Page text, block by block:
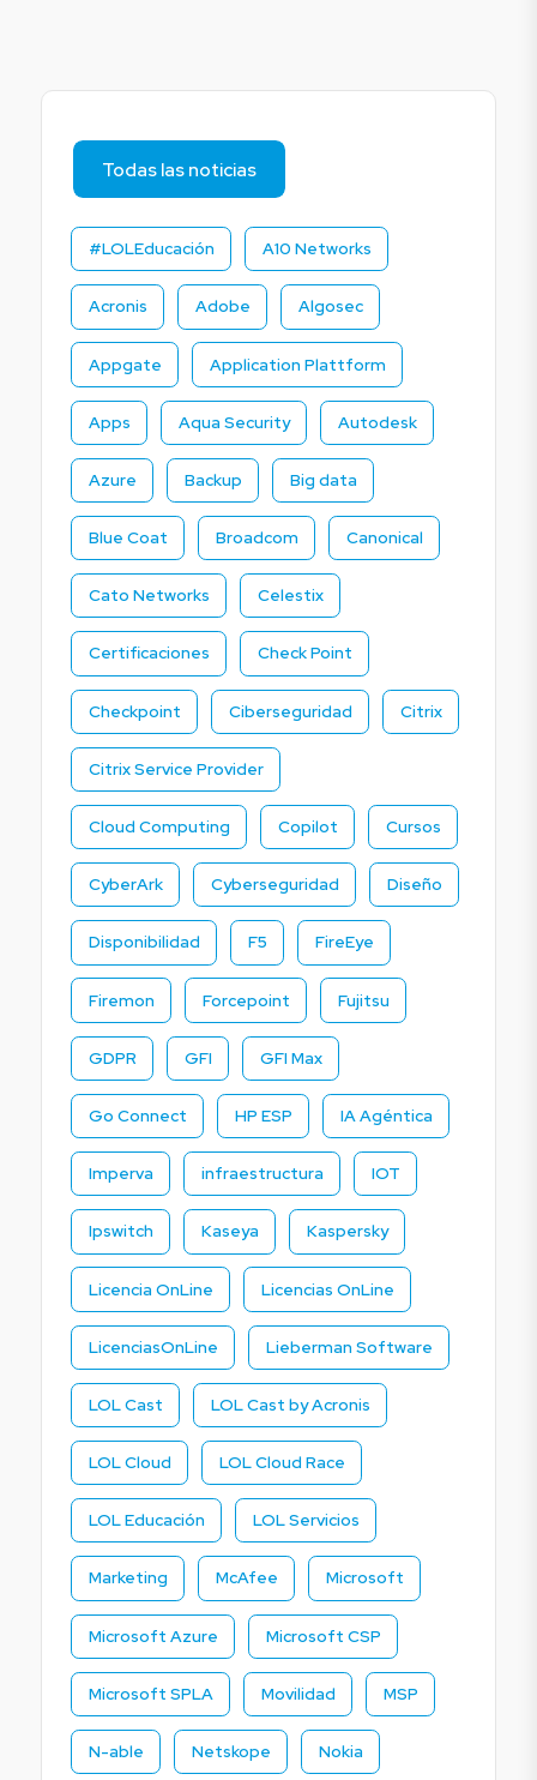
Todas las noticias
#LOLEducación A10 Networks
Acronis Adobe Algosec
Appgate Application Plattform
Apps Aqua Security Autodesk
Azure Backup Big data
Blue Coat Broadcom Canonical
Cato Networks Celestix
Certificaciones Check Point
Checkpoint Ciberseguridad Citrix
Citrix Service Provider
Cloud Computing Copilot Cursos
CyberArk Cyberseguridad Diseño
Disponibilidad F5 FireEye
Firemon Forcepoint Fujitsu
GDPR GFI GFI Max
Go Connect HP ESP IA Agéntica
Imperva infraestructura IOT
Ipswitch Kaseya Kaspersky
Licencia OnLine Licencias OnLine
LicenciasOnLine Lieberman Software
LOL Cast LOL Cast by Acronis
LOL Cloud LOL Cloud Race
LOL Educación LOL Servicios
Marketing McAfee Microsoft
Microsoft Azure Microsoft CSP
Microsoft SPLA Movilidad MSP
N-able Netskope Nokia